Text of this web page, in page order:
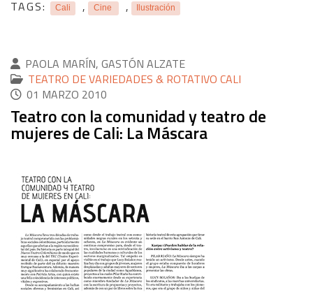
TAGS:
Cali , Cine , Ilustración
PAOLA MARÍN, GASTÓN ALZATE
TEATRO DE VARIEDADES & ROTATIVO CALI
01 MARZO 2010
Teatro con la comunidad y teatro de
mujeres de Cali: La Máscara